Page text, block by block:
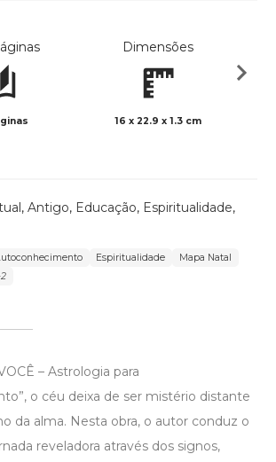
Dimensões
16 x 22.9 x 1.3 cm
, Antigo, Educação, Espiritualidade,
Espiritualidade
Mapa Natal
– Astrologia para
o céu deixa de ser mistério distante
da alma. Nesta obra, o autor conduz o
reveladora através dos signos,